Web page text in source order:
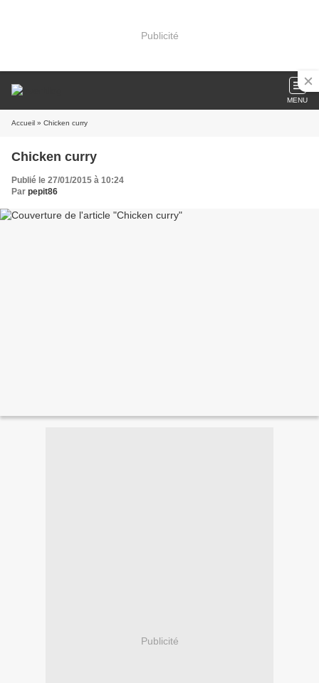
Publicité
MENU
Accueil » Chicken curry
Chicken curry
Publié le 27/01/2015 à 10:24
Par pepit86
Publicité